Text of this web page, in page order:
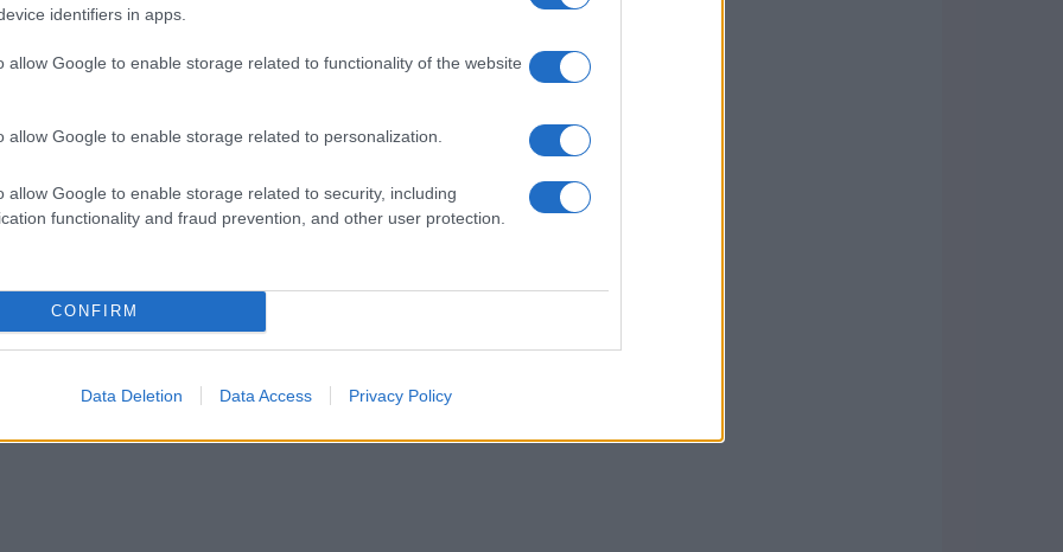
identifiers in apps.
allow Google to enable storage related to functionality of the website
allow Google to enable storage related to personalization.
allow Google to enable storage related to security, including
functionality and fraud prevention, and other user protection.
CONFIRM
Data Deletion Data Access Privacy Policy
e stile. Inizia con una maglia traforata in
si presta a molteplici abbinamenti.
denim decorati con bordure in paglia. Questo
per ogni avventura estiva. E non
e sandali leggeri per un tocco di
cappello di paglia firmato sarà il tuo migliore
della campagna toscana.
più magica, è tempo di brillare con un
Un abito crochet, realizzato a mano, è
Abbinato a un cappello dal design vintage
una vera diva della campagna. Non è
e affascinanti?